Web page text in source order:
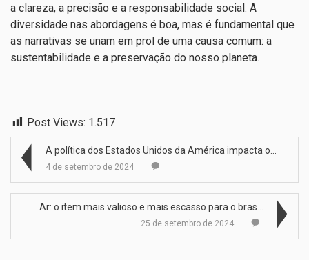
a clareza, a precisão e a responsabilidade social. A
diversidade nas abordagens é boa, mas é fundamental que
as narrativas se unam em prol de uma causa comum: a
sustentabilidade e a preservação do nosso planeta.
Post Views: 1.517
A política dos Estados Unidos da América impacta o…
4 de setembro de 2024
Ar: o item mais valioso e mais escasso para o bras…
25 de setembro de 2024